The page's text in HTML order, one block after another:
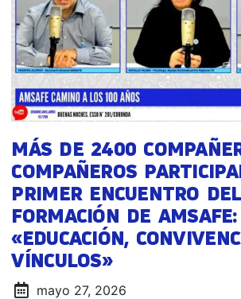
MÁS DE 2400
COMPAÑEROS
PRIMER ENCUENTRO
FORMACIÓN DE AMSAFE:
«EDUCACIÓN,
VÍNCULOS»
mayo 27, 2026